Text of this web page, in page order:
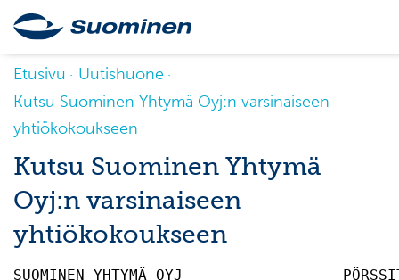
Etusivu
Uutishuone
Kutsu Suominen Yhtymä Oyj:n varsinaiseen
yhtiökokoukseen
Kutsu Suominen Yhtymä
Oyj:n varsinaiseen
yhtiökokoukseen
SUOMINEN YHTYMÄ OYJ